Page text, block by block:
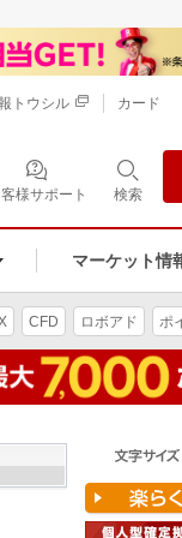
様サポート 検索
マーケット情
トウシル カード
CFD ロボアド ポ